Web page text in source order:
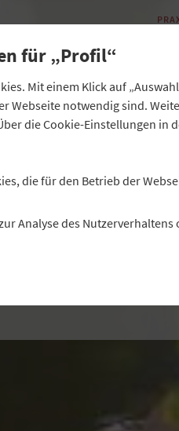
ändert und wie
Winzergemeinschaft
für „Profil“
Mit einem Klick auf
Webseite notwendig sind.
die Cookie-Einstellungen in
die für den Betrieb der
Analyse des Nutzerverhaltens